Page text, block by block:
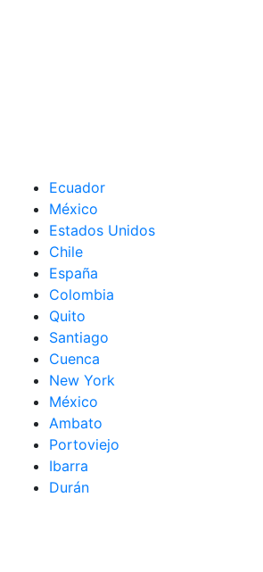
Ecuador
México
Estados Unidos
Chile
España
Colombia
Quito
Santiago
Cuenca
New York
México
Ambato
Portoviejo
Ibarra
Durán